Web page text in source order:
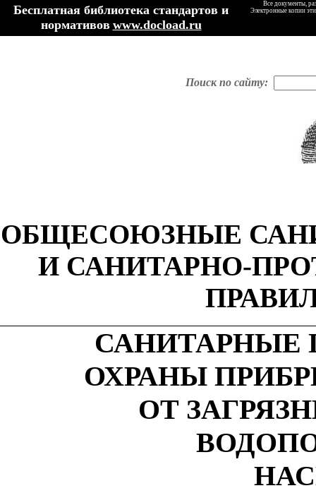
Бесплатная библиотека стандартов и
нормативов www.docload.ru
Все документы,
Электронные копии
Поиск по сайту:
ОБЩЕСОЮЗНЫЕ
И САНИТАРНО-
САНИТАРНЫЕ
ОХРАНЫ
ОТ